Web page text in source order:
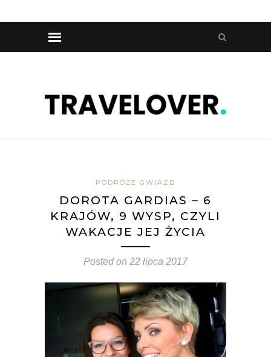
PODRÓŻE GWIAZD
DOROTA GARDIAS – 6
KRAJÓW, 9 WYSP, CZYLI
WAKACJE JEJ ŻYCIA
Posted on 22 lipca 2017